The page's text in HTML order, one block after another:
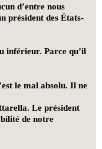
d’entre nous
président des États-
inférieur. Parce qu’il
le mal absolu. Il ne
Le président
de notre